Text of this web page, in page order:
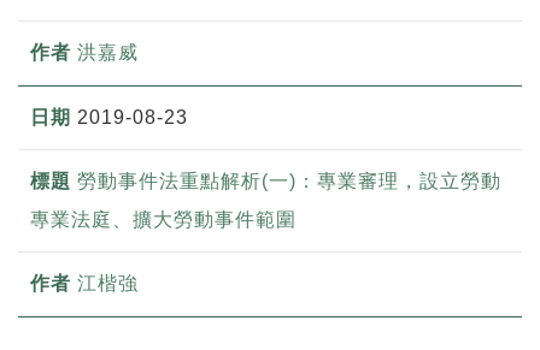
洪嘉威
2019-08-23
勞動事件法重點解析(一)：專業審理，設立勞動
專業法庭、擴大勞動事件範圍
江楷強